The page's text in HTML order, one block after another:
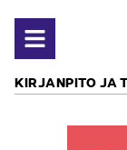
Avaa valikko
KIRJANPITO JA